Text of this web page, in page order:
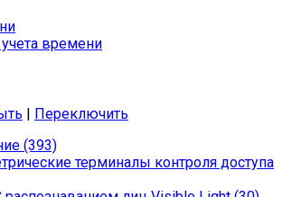
времени
Переключить
(393)
терминалы контроля доступа